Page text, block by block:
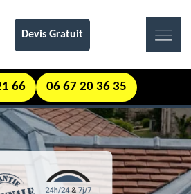
Devis Gratuit
66 06 67 20 36 35